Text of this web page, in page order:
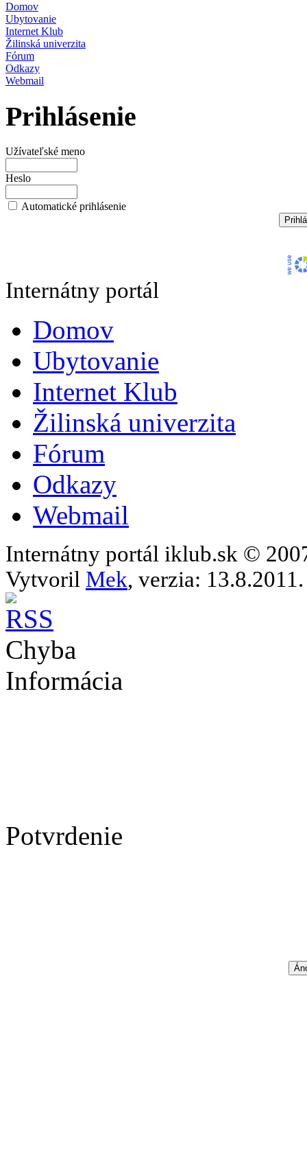
Domov
Ubytovanie
Internet Klub
Žilinská univerzita
Fórum
Odkazy
Webmail
Prihlásenie
Užívateľské meno
Heslo
Automatické prihlásenie
Internátny portál
Domov
Ubytovanie
Internet Klub
Žilinská univerzita
Fórum
Odkazy
Webmail
Internátny portál iklub.sk ©
Vytvoril Mek, verzia: 13.8.2011.
Chyba
Informácia
Potvrdenie